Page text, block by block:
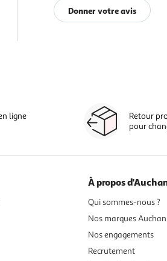
Donner votre avis
ligne
Retour
pour
À propos
Qui sommes-nous ?
Nos marques Auchan
Nos engagements
Recrutement